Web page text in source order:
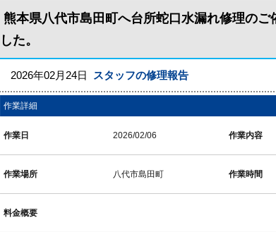
熊本県八代市島田町へ台所蛇口水漏れ修理の
した。
2026年02月24日 スタッフの修理報告
作業詳細
作業日 2026/02/06 作業内容
作業場所 八代市島田町 作業時間
料金概要